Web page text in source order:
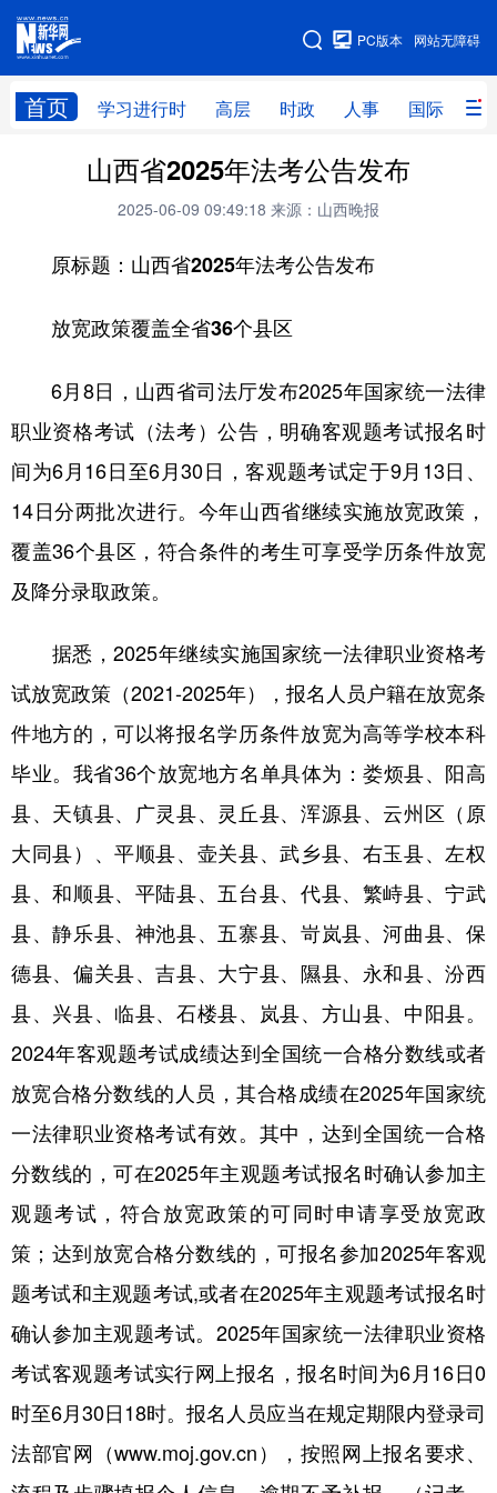
网站无障碍
PC版本
首页 学习进行时 高层 时政 人事 国际 财
网站地图
学习进行时 高层 时政 人事
财经 网评
台湾 思客智库 全球连线
访谈 视频 图片 政务
法律 中央文件 金融 汽车
学术中国 乡村振兴 银龄 溯源中国
城市
公益 亚太网 上市公司
文化产业
地方频道
北京 天津 河北 山西
辽宁 吉林 上海 江苏
山东 河南 湖北 湖南
广东 广西 海南 重庆
四川 贵州 云南 西藏
陕西 甘肃 青海 宁夏
新疆 内蒙古 黑龙江
多语种频道
English Español Français عربى
Русский язык 日本語 한국어
Deutsch Português
山西省2025年法考公告发布
2025-06-09 09:49:18 来源：山西晚报
原标题：山西省2025年法考公告发布
放宽政策覆盖全省36个县区
6月8日，山西省司法厅发布2025年国家统一法律
职业资格考试（法考）公告，明确客观题考试报名时
间为6月16日至6月30日，客观题考试定于9月13日、
14日分两批次进行。今年山西省继续实施放宽政策，
覆盖36个县区，符合条件的考生可享受学历条件放宽
及降分录取政策。
据悉，2025年继续实施国家统一法律职业资格考
试放宽政策（2021-2025年），报名人员户籍在放宽条
件地方的，可以将报名学历条件放宽为高等学校本科
毕业。我省36个放宽地方名单具体为：娄烦县、阳高
县、天镇县、广灵县、灵丘县、浑源县、云州区（原
大同县）、平顺县、壶关县、武乡县、右玉县、左权
县、和顺县、平陆县、五台县、代县、繁峙县、宁武
县、静乐县、神池县、五寨县、岢岚县、河曲县、保
德县、偏关县、吉县、大宁县、隰县、永和县、汾西
县、兴县、临县、石楼县、岚县、方山县、中阳县。
2024年客观题考试成绩达到全国统一合格分数线或者
放宽合格分数线的人员，其合格成绩在2025年国家统
一法律职业资格考试有效。其中，达到全国统一合格
分数线的，可在2025年主观题考试报名时确认参加主
观题考试，符合放宽政策的可同时申请享受放宽政
策；达到放宽合格分数线的，可报名参加2025年客观
题考试和主观题考试,或者在2025年主观题考试报名时
确认参加主观题考试。2025年国家统一法律职业资格
考试客观题考试实行网上报名，报名时间为6月16日0
时至6月30日18时。报名人员应当在规定期限内登录司
法部官网（www.moj.gov.cn），按照网上报名要求、